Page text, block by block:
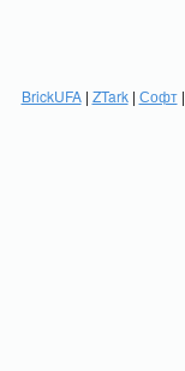
BrickUFA| ZTark| Софт|